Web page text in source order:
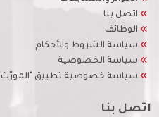
اتصل بنا
الوظائف
سياسة الشروط والأحكام
سياسة الخصوصية
سياسة خصوصية تطبيق "المورّث"
اتصل بنا